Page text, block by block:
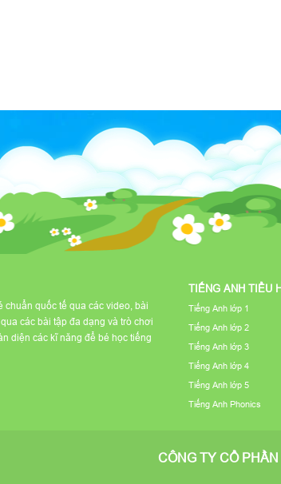
quốc tế qua các video, bài
các bài tập đa dạng và trò chơi
diện các kĩ năng để bé học tiếng
TIẾNG ANH TIỂU
Tiếng Anh lớp 1
Tiếng Anh lớp 2
Tiếng Anh lớp 3
Tiếng Anh lớp 4
Tiếng Anh lớp 5
Tiếng Anh Phonics
CÔNG TY CỔ